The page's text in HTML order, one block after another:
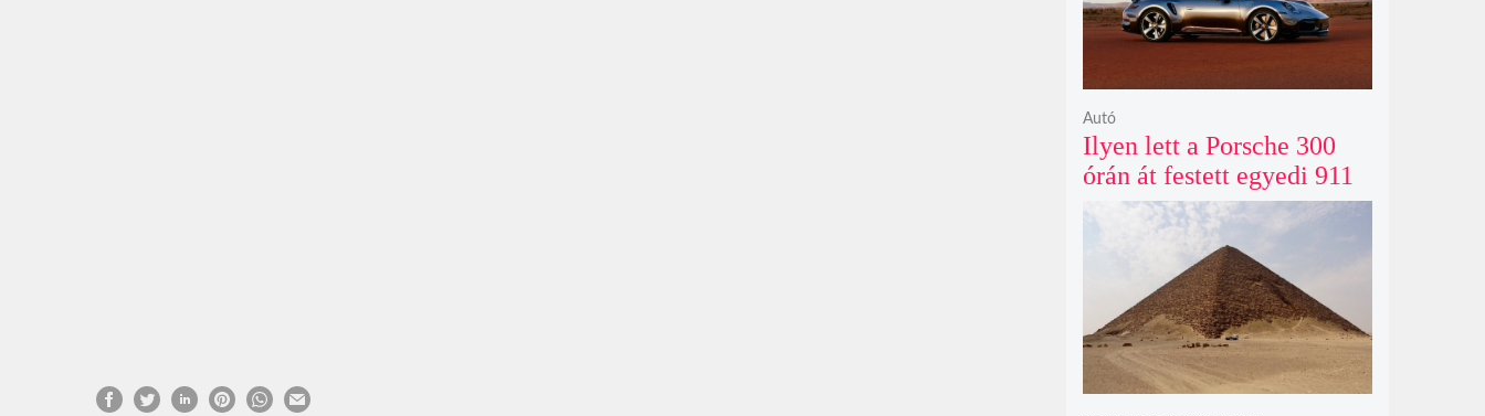
Ilyen lett a Porsche 300
órán át festett egyedi 911
Turbo S-e, ami ausztrál
naplementéből született
Autó